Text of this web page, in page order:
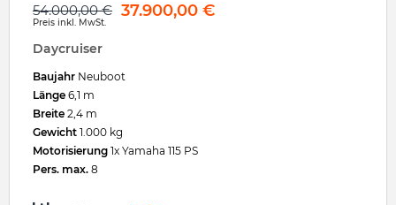
54.000,00€ 37.900,00 €
Preis inkl. MwSt.
Daycruiser
Baujahr Neuboot
Länge 6,1 m
Breite 2,4 m
Gewicht 1.000 kg
Motorisierung 1x Yamaha 115 PS
Pers. max. 8